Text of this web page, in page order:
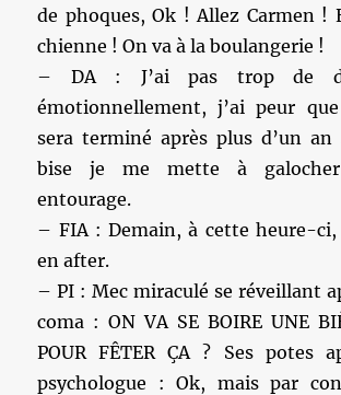
de phoques, Ok ! Allez Carmen !
chienne ! On va à la boulangerie !
– DA : J’ai pas trop de
émotionnellement, j’ai peur
sera terminé après plus d’un an
bise je me mette à
entourage.
– FIA : Demain, à cette heure-ci,
en after.
– PI : Mec miraculé se réveillant
coma : ON VA SE BOIRE UNE
POUR FÊTER ÇA ? Ses potes
psychologue : Ok, mais par